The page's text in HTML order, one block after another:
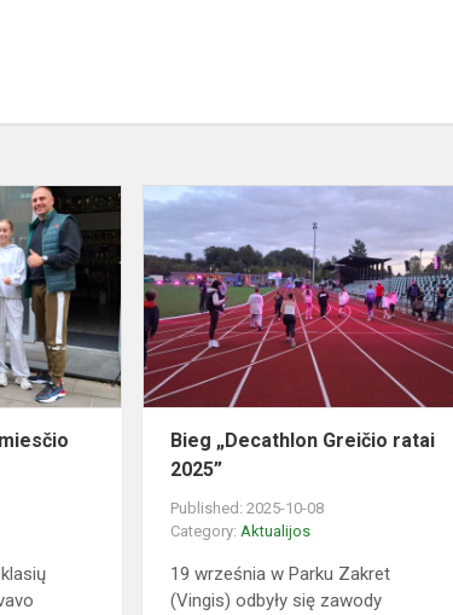
Vilniaus
miesto
senamiesčio
gatvėmis
2025
Bieg „Decathlon Greičio ratai
2025”
Published: 2025-10-08
Category:Aktualijos
19 września w Parku Zakret
(Vingis) odbyły się zawody